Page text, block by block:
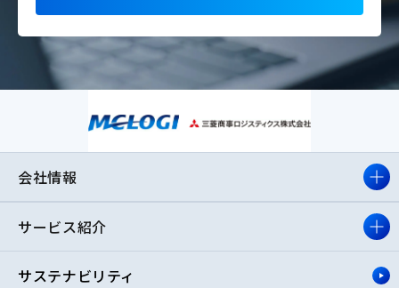
会社情報
サービス紹介
サステナビリティ